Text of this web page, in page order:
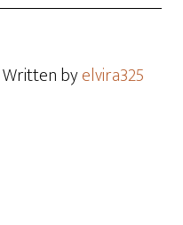
Written byelvira325